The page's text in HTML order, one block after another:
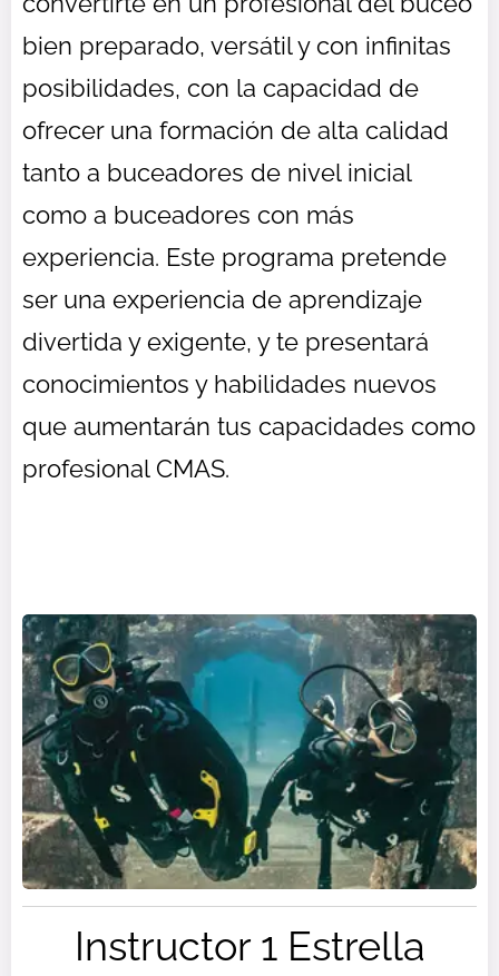
bien preparado, versátil y con infinitas
posibilidades, con la capacidad de
ofrecer una formación de alta calidad
tanto a buceadores de nivel inicial
como a buceadores con más
experiencia. Este programa pretende
ser una experiencia de aprendizaje
divertida y exigente, y te presentará
conocimientos y habilidades nuevos
que aumentarán tus capacidades como
profesional CMAS.
Instructor 1 Estrella